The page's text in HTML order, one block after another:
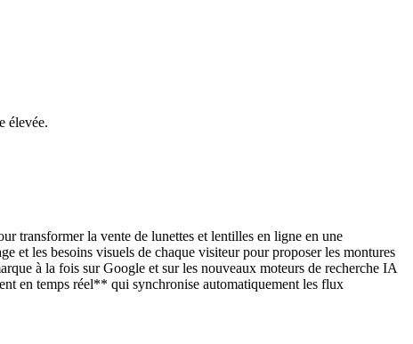
élevée.
transformer la vente de lunettes et lentilles en ligne en une
et les besoins visuels de chaque visiteur pour proposer les montures
à la fois sur Google et sur les nouveaux moteurs de recherche IA
en temps réel** qui synchronise automatiquement les flux